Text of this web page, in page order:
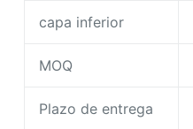
capa inferior
MOQ
Plazo de entrega